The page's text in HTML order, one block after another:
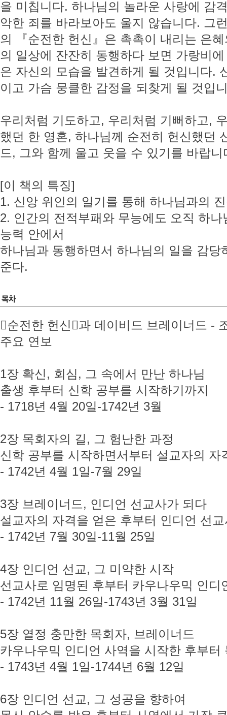
을 미칩니다. 하나님의 놀라운 사랑에 감
악한 죄를 바라보아도 울지 않습니다. 그
의 『순전한 헌신』은 촉촉이 내리는 은
의 일상에 잔잔히 동행하다 보면 가랑비
은 자신의 모습을 발견하게 될 것입니다.
이고 가슴 뭉클한 감정을 되찾게 될 것입
우리처럼 기도하고, 우리처럼 기뻐하고,
했던 한 영혼, 하나님께 순전히 헌신했던
드, 그와 함께 울고 웃을 수 있기를 바랍니
[이 책의 특징]
1. 신앙 위인의 일기를 통해 하나님과의
2. 인간의 전적부패와 무능에도 오직 하
능력 안에서
하나님과 동행하면서 하나님의 일을 감
준다.
󰡔순전한 헌신󰡕과 데이비드 브레이너드 -
주요 연보
1장 확신, 회심, 그 속에서 만난 하나님
출생 후부터 신학 공부를 시작하기까지
- 1718년 4월 20일-1742년 3월
2장 목회자의 길, 그 험난한 과정
신학 공부를 시작하면서부터 설교자의 자
- 1742년 4월 1일-7월 29일
3장 브레이너드, 인디언 선교사가 되다
설교자의 자격을 얻은 후부터 인디언 선
- 1742년 7월 30일-11월 25일
4장 인디언 선교, 그 미약한 시작
선교사로 임명된 후부터 카우나우믹 인디
- 1742년 11월 26일-1743년 3월 31일
5장 열정 충만한 목회자, 브레이너드
카우나우믹 인디언 사역을 시작한 후부터
- 1743년 4월 1일-1744년 6월 12일
6장 인디언 선교, 그 성공을 향하여